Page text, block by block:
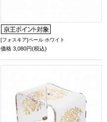
[フォスキア]ペール ホワイト
価格 3,080円(税込)